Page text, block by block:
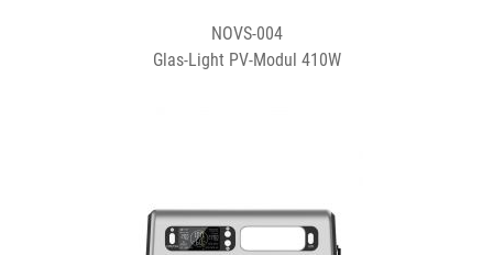
NOVS-004
Glas-Light PV-Modul 410W